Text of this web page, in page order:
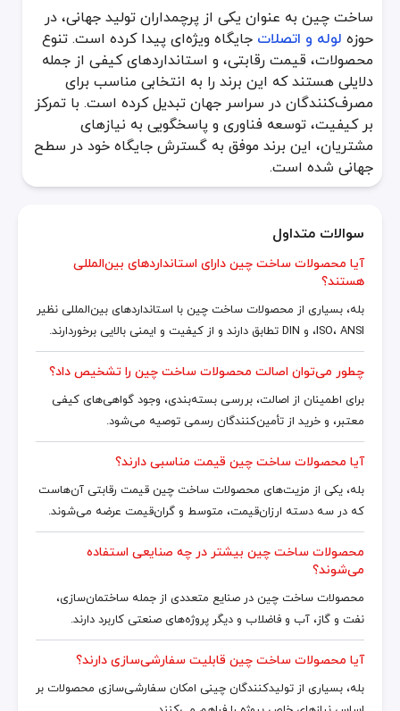
ساخت چین به عنوان یکی از پرچمداران تولید جهانی، در
حوزه لوله و اتصلات جایگاه ویژه‌ای پیدا کرده است. تنوع
محصولات، قیمت رقابتی، و استانداردهای کیفی از جمله
دلایلی هستند که این برند را به انتخابی مناسب برای
مصرف‌کنندگان در سراسر جهان تبدیل کرده است. با تمرکز
بر کیفیت، توسعه فناوری و پاسخگویی به نیازهای
مشتریان، این برند موفق به گسترش جایگاه خود در سطح
جهانی شده است.
سوالات متداول
آیا محصولات ساخت چین دارای استانداردهای بین‌المللی
هستند؟
بله، بسیاری از محصولات ساخت چین با استانداردهای بین‌المللی نظیر
ISO، ANSI، و DIN تطابق دارند و از کیفیت و ایمنی بالایی برخوردارند.
چطور می‌توان اصالت محصولات ساخت چین را تشخیص داد؟
برای اطمینان از اصالت، بررسی بسته‌بندی، وجود گواهی‌های کیفی
معتبر، و خرید از تأمین‌کنندگان رسمی توصیه می‌شود.
آیا محصولات ساخت چین قیمت مناسبی دارند؟
بله، یکی از مزیت‌های محصولات ساخت چین قیمت رقابتی آن‌هاست
که در سه دسته ارزان‌قیمت، متوسط و گران‌قیمت عرضه می‌شوند.
محصولات ساخت چین بیشتر در چه صنایعی استفاده
می‌شوند؟
محصولات ساخت چین در صنایع متعددی از جمله ساختمان‌سازی،
نفت و گاز، آب و فاضلاب و دیگر پروژه‌های صنعتی کاربرد دارند.
آیا محصولات ساخت چین قابلیت سفارشی‌سازی دارند؟
بله، بسیاری از تولیدکنندگان چینی امکان سفارشی‌سازی محصولات بر